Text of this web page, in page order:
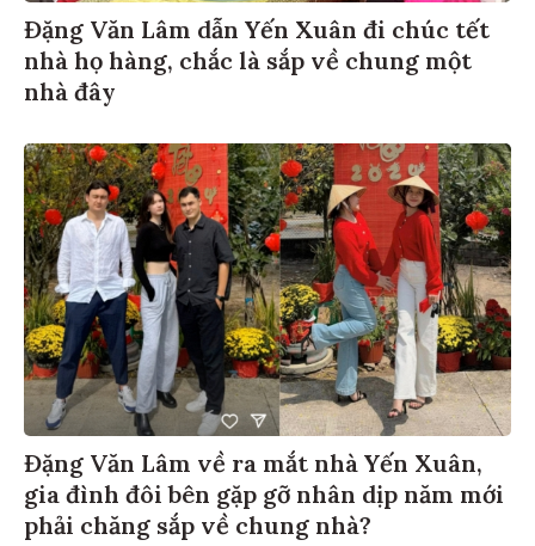
Đặng Văn Lâm dẫn Yến Xuân đi chúc tết
nhà họ hàng, chắc là sắp về chung một
nhà đây
Đặng Văn Lâm về ra mắt nhà Yến Xuân,
gia đình đôi bên gặp gỡ nhân dịp năm mới
phải chăng sắp về chung nhà?